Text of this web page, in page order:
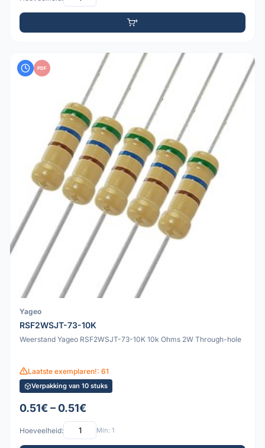
PDF
Yageo
RSF2WSJT-73-10K
Weerstand Yageo RSF2WSJT-73-10K 10k Ohms 2W Through-hole
Laatste exemplaren!: 61
Verpakking van 10 stuks
0.51€ – 0.51€
Hoeveelheid: Min: 1